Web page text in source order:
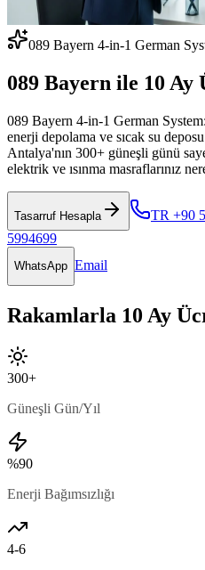
089 Bayern 4-in-1 German
089 Bayern ile 10 Ay
089 Bayern 4-in-1 German
enerji depolama ve sıcak su
Antalya'nın 300+ güneşli günü
elektrik ve ısınma masraflarınız
Tasarruf Hesapla TR +90
5994699
WhatsApp Email
Rakamlarla 10 Ay
300+
Güneşli Gün/Yıl
%90
Enerji Bağımsızlığı
4-6